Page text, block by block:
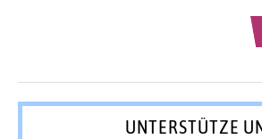
UNTERSTÜTZE